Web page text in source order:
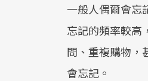
一般人偶爾會忘
忘記的頻率較高
問、重複購物，
會忘記。